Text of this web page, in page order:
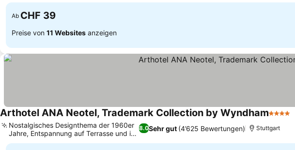
Ab CHF 39
Preise von 11 Websites anzeigen
Arthotel ANA Neotel, Trademark Collection by Wyndham4 Sterne
8.0Sehr gut (4’625 Bewertungen)
Nostalgisches Designthema der 1960er
Jahre, Entspannung auf Terrasse und im
Garten
Stuttgart